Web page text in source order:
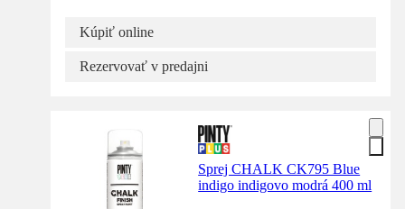
Kúpiť online
Rezervovať v predajni
Sprej CHALK CK795 Blue
indigo indigovo modrá 400 ml